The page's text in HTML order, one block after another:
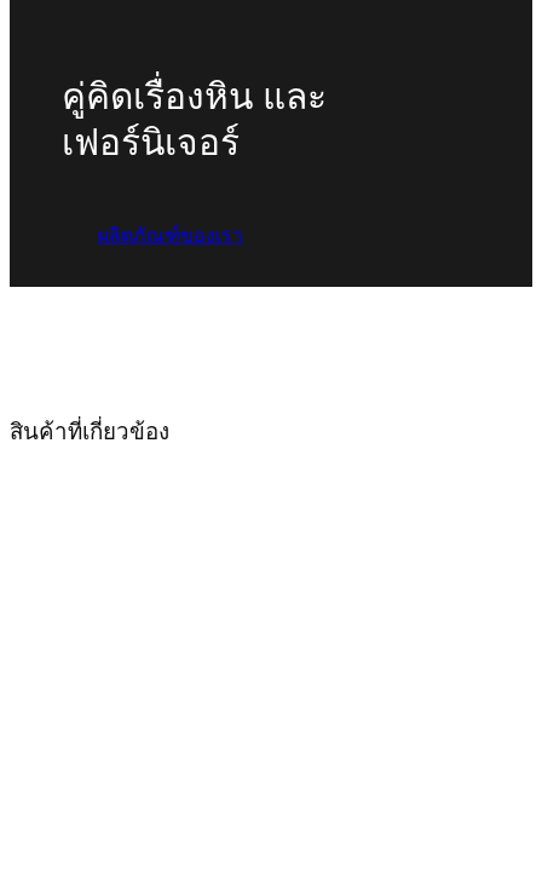
คู่คิดเรื่องหิน และ
เฟอร์นิเจอร์
ผลิตภัณฑ์ของเรา
สินค้าที่เกี่ยวข้อง